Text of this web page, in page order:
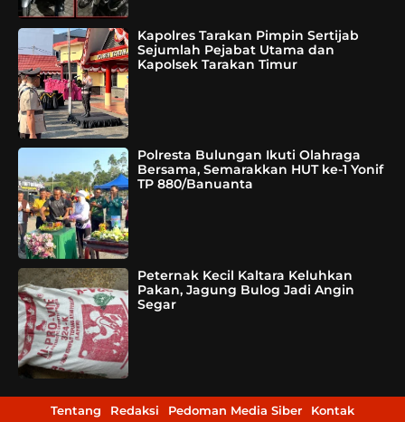
Kapolres Tarakan Pimpin Sertijab
Sejumlah Pejabat Utama dan
Kapolsek Tarakan Timur
Polresta Bulungan Ikuti Olahraga
Bersama, Semarakkan HUT ke-1 Yonif
TP 880/Banuanta
Peternak Kecil Kaltara Keluhkan
Pakan, Jagung Bulog Jadi Angin
Segar
Tentang Redaksi Pedoman Media Siber Kontak